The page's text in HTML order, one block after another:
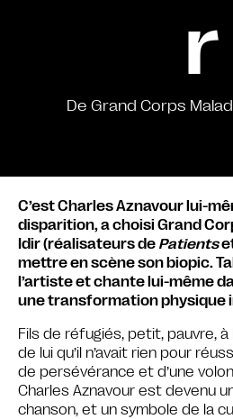
r
De Grand Corps
C’est Charles Aznavour lui-
disparition, a choisi Grand
Idir (réalisateurs de Patients
mettre en scène son biopic.
l’artiste et chante lui-même
une transformation physique
Fils de réfugiés, petit, pauvre,
de lui qu’il n’avait rien pour
de persévérance et d’une
Charles Aznavour est devenu
chanson, et un symbole de la